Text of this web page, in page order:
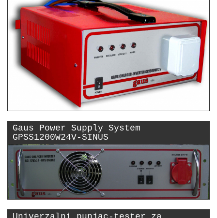
Gaus Power Supply System
GPSS1200W24V-SINUS